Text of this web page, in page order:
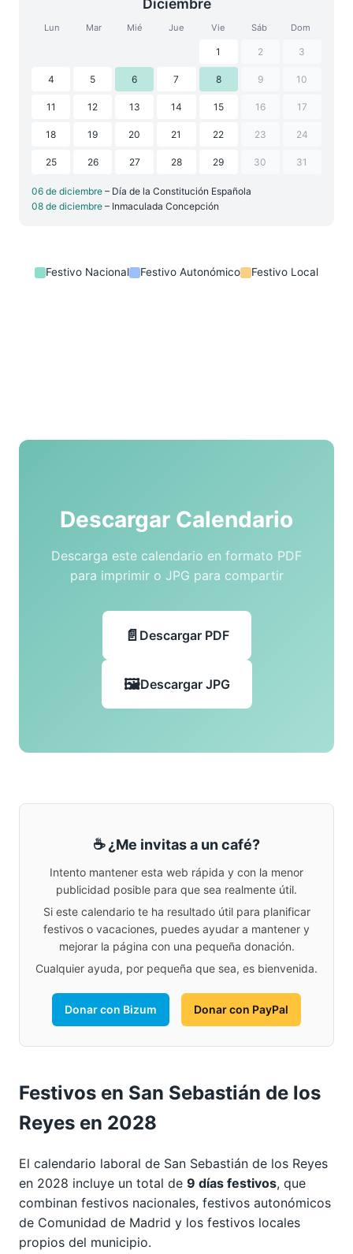
Diciembre
Lun Mar Mié Jue Vie Sáb Dom
1 2 3
4 5 6 7 8 9 10
11 12 13 14 15 16 17
18 19 20 21 22 23 24
25 26 27 28 29 30 31
06 de diciembre – Día de la Constitución Española
08 de diciembre – Inmaculada Concepción
Festivo Nacional Festivo Autonómico Festivo Local
Descargar Calendario
Descarga este calendario en formato PDF
para imprimir o JPG para compartir
Descargar PDF
Descargar JPG
☕ ¿Me invitas a un café?
Intento mantener esta web rápida y con la menor
publicidad posible para que sea realmente útil.
Si este calendario te ha resultado útil para planificar
festivos o vacaciones, puedes ayudar a mantener y
mejorar la página con una pequeña donación.
Cualquier ayuda, por pequeña que sea, es bienvenida.
Donar con Bizum Donar con PayPal
Festivos en San Sebastián de los
Reyes en 2028
El calendario laboral de San Sebastián de los Reyes
en 2028 incluye un total de 9 días festivos, que
combinan festivos nacionales, festivos autonómicos
de Comunidad de Madrid y los festivos locales
propios del municipio.